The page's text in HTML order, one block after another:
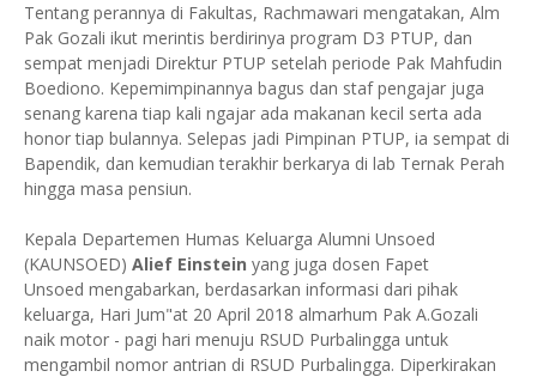
Tentang perannya di Fakultas, Rachmawari mengatakan, Alm
Pak Gozali ikut merintis berdirinya program D3 PTUP, dan
sempat menjadi Direktur PTUP setelah periode Pak Mahfudin
Boediono. Kepemimpinannya bagus dan staf pengajar juga
senang karena tiap kali ngajar ada makanan kecil serta ada
honor tiap bulannya. Selepas jadi Pimpinan PTUP, ia sempat di
Bapendik, dan kemudian terakhir berkarya di lab Ternak Perah
hingga masa pensiun.
Kepala Departemen Humas Keluarga Alumni Unsoed
(KAUNSOED) Alief Einstein yang juga dosen Fapet
Unsoed mengabarkan, berdasarkan informasi dari pihak
keluarga, Hari Jum"at 20 April 2018 almarhum Pak A.Gozali
naik motor - pagi hari menuju RSUD Purbalingga untuk
mengambil nomor antrian di RSUD Purbalingga. Diperkirakan